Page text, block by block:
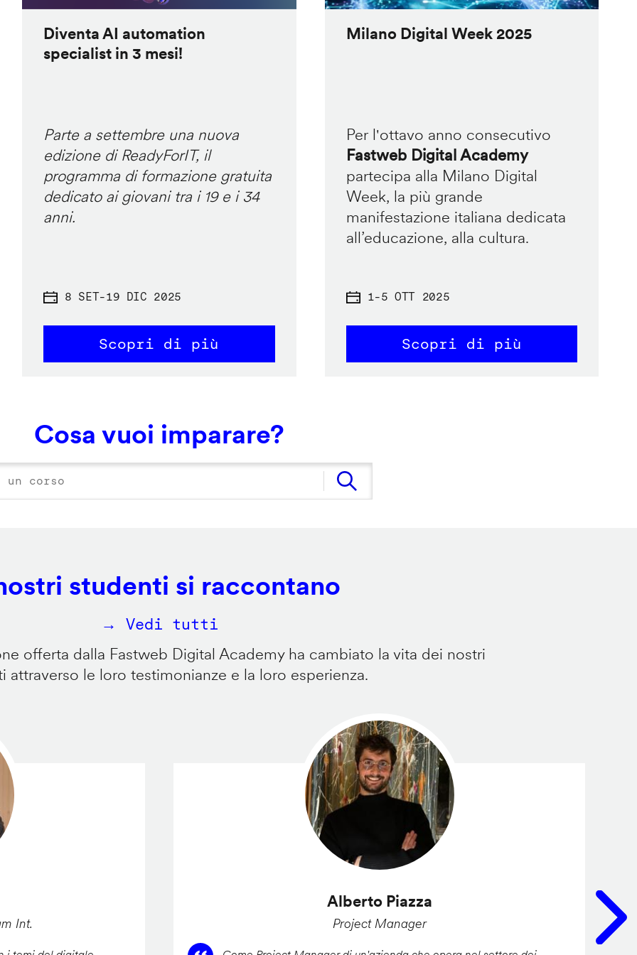
Diventa AI automation
specialist in 3 mesi!
Parte a settembre una nuova
edizione di ReadyForIT, il
programma di formazione gratuita
dedicato ai giovani tra i 19 e i 34
anni.
8 SET-19 DIC 2025
Scopri di più
Milano Digital Week 2025
Per l'ottavo anno consecutivo
Fastweb Digital Academy
partecipa alla Milano Digital
Week, la più grande
manifestazione italiana dedicata
all’educazione, alla cultura.
1-5 OTT 2025
Scopri di più
Cosa vuoi imparare?
studenti si raccontano
→ Vedi tutti
offerta dalla Fastweb Digital Academy ha cambiato la vita dei nostri
attraverso le loro testimonianze e la loro esperienza.
Int.
Alberto Piazza
Project Manager